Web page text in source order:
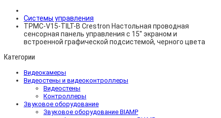
Системы управления
TPMC-V15-TILT-B Crestron Настольная проводная
сенсорная панель управления с 15'' экраном и
встроенной графической подсистемой, черного цвета
Категории
Видеокамеры
Видеостены и видеоконтроллеры
Видеостены
Контроллеры
Звуковое оборудование
Звуковое оборудование BIAMP